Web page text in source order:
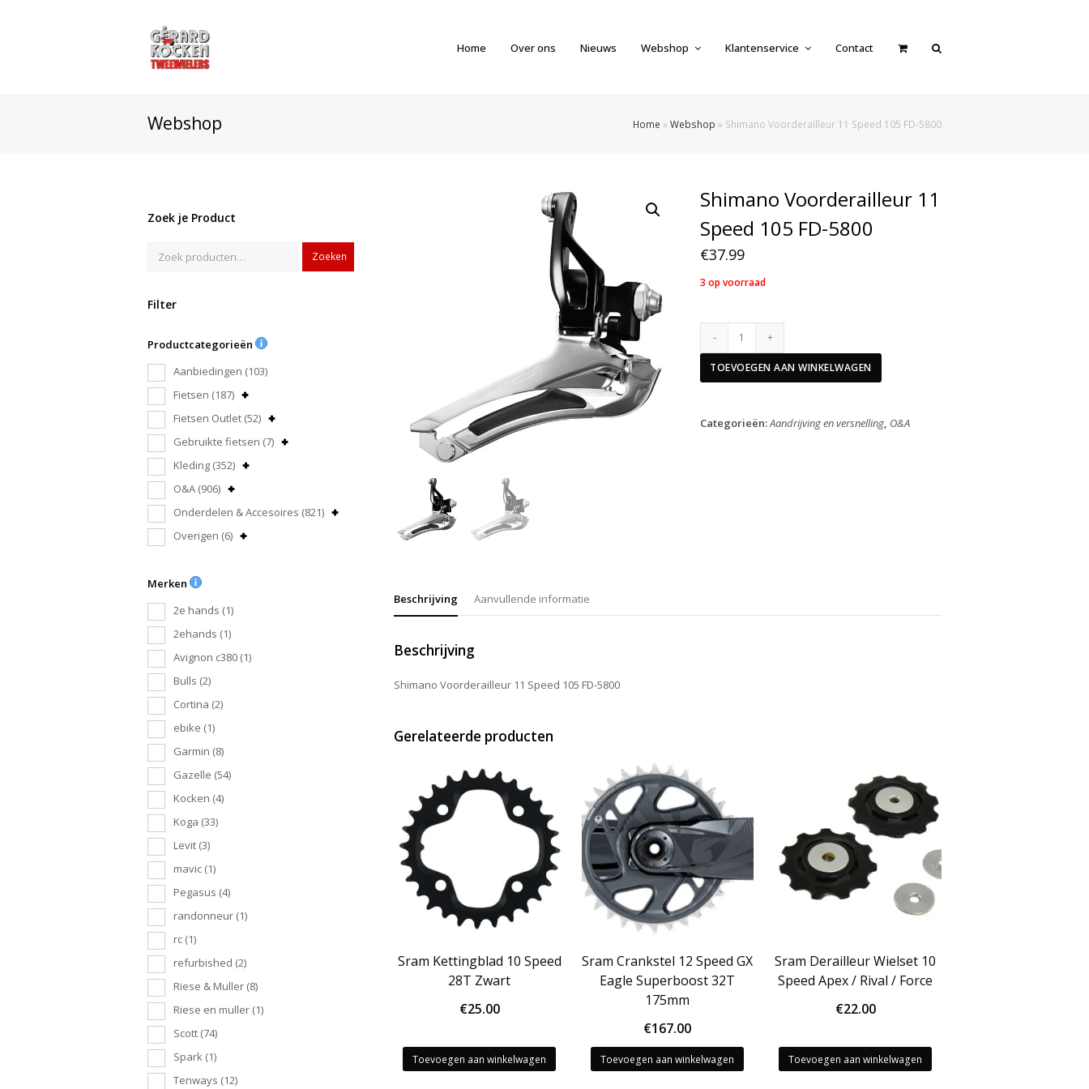
Home Over ons Nieuws Webshop Klantenservice Contact
Webshop Home » Webshop » Shimano Voorderailleur 11 Speed 105 FD-5800
Zoek je Product
Zoeken
Filter
Productcategorieën
Aanbiedingen (103)
Fietsen (187)
Fietsen Outlet (52)
Gebruikte fietsen (7)
Kleding (352)
O&A (906)
Onderdelen & Accesoires (821)
Overigen (6)
Merken
2e hands (1)
2ehands (1)
Avignon c380 (1)
Bulls (2)
Cortina (2)
ebike (1)
Garmin (8)
Gazelle (54)
Kocken (4)
Koga (33)
Levit (3)
mavic (1)
Pegasus (4)
randonneur (1)
rc (1)
refurbished (2)
Riese & Muller (8)
Riese en muller (1)
Scott (74)
Spark (1)
Tenways (12)
Shimano Voorderailleur 11
Speed 105 FD-5800
€37.99
3 op voorraad
Shimano
11
Speed
FD-
5800
TOEVOEGEN AAN WINKELWAGEN
Categorieën:Aandrijving en versnelling, O&A
Beschrijving Aanvullende informatie
Beschrijving
Shimano Voorderailleur 11 Speed 105 FD-5800
Gerelateerde producten
Sram Kettingblad 10 Speed
28T Zwart
€25.00
Toevoegen aan winkelwagen
Sram Crankstel 12 Speed GX
Eagle Superboost 32T
175mm
€167.00
Toevoegen aan winkelwagen
Sram Derailleur Wielset 10
Speed Apex / Rival / Force
€22.00
Toevoegen aan winkelwagen